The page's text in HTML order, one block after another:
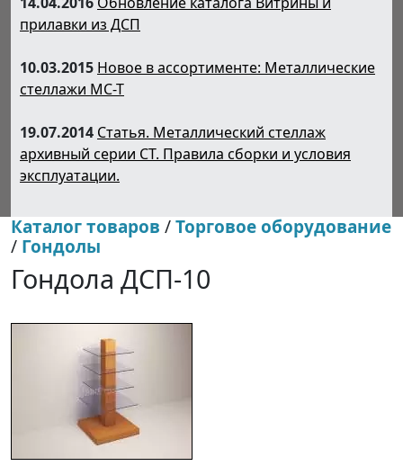
прилавки из ДСП
10.03.2015 Новое в ассортименте: Металлические
стеллажи МС-Т
19.07.2014 Статья. Металлический стеллаж
архивный серии СТ. Правила сборки и условия
эксплуатации.
Каталог товаров /Торговое оборудование
/ Гондолы
Гондола ДСП-10